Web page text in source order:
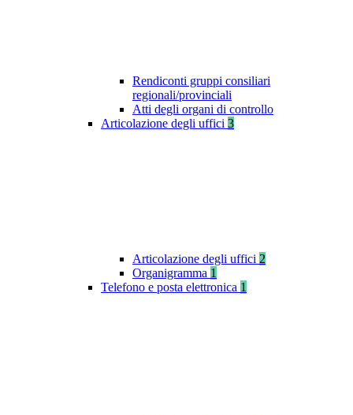
Rendiconti gruppi consiliari
regionali/provinciali
Atti degli organi di controllo
Articolazione degli uffici 3
Articolazione degli uffici 2
Organigramma 1
Telefono e posta elettronica 1